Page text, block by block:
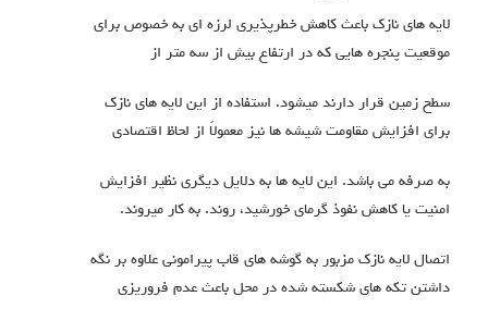
لایه هاي نازك باعث کاهش خطرپذیري لرزه اي به خصوص براي
موقعیت پنجره هایی که در ارتفاع بیش از سه متر از
سطح زمین قرار دارند میشود. استفاده از این لایه هاي نازك
براي افزایش مقاومت شیشه ها نیز معمولاً از لحاظ اقتصادي
به صرفه می باشد. این لایه ها به دلایل دیگري نظیر افزایش
امنیت یا کاهش نفوذ گرماي خورشید، روند. به کار میروند.
اتصال لایه نازك مزبور به گوشه هاي قاب پیرامونی علاوه بر نگه
داشتن تکه هاي شکسته شده در محل باعث عدم فروریزي